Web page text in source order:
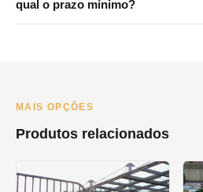
qual o prazo mínimo?
MAIS OPÇÕES
Produtos relacionados